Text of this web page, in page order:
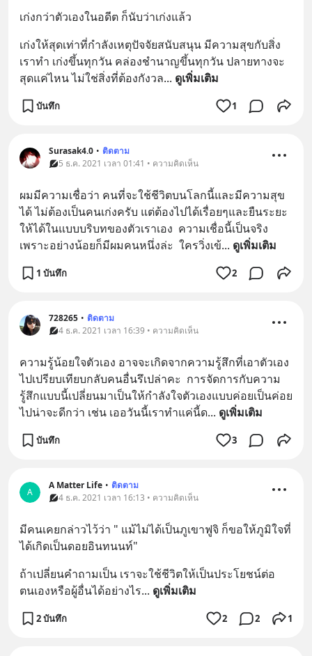
เก่งกว่าตัวเองในอดีต ก็นับว่าเก่งแล้ว
เก่งให้สุดเท่าที่กำลังเหตุปัจจัยสนับสนุน มีความสุขกับสิ่ง
เราทำ เก่งขึ้นทุกวัน คล่องชำนาญขึ้นทุกวัน ปลายทางจะ
สุดแค่ไหน ไม่ใช่สิ่งที่ต้องกังวล... ดูเพิ่มเติม
บันทึก 1
Surasak4.0 • ติดตาม
5 ธ.ค. 2021 เวลา 01:41 • ความคิดเห็น
ผมมีความเชื่อว่า คนที่จะใช้ชีวิตบนโลกนี้และมีความสุข
ได้ ไม่ต้องเป็นคนเก่งครับ แต่ต้องไปได้เรื่อยๆและยืนระยะ
ให้ได้ในแบบบริบทของตัวเราเอง  ความเชื่อนี้เป็นจริง
เพราะอย่างน้อยก็มีผมคนหนึ่งล่ะ  ใครวิ่งเข้... ดูเพิ่มเติม
1 บันทึก 2
728265 • ติดตาม
4 ธ.ค. 2021 เวลา 16:39 • ความคิดเห็น
ความรู้น้อยใจตัวเอง อาจจะเกิดจากความรู้สึกที่เอาตัวเอง
ไปเปรียบเทียบกลับคนอื่นรึเปล่าคะ  การจัดการกับความ
รู้สึกแบบนี้เปลี่ยนมาเป็นให้กำลังใจตัวเองแบบค่อยเป็นค่อย
ไปน่าจะดีกว่า เช่น เออวันนี้เราทำแค่นี้ด... ดูเพิ่มเติม
บันทึก 3
A
A Matter Life • ติดตาม
4 ธ.ค. 2021 เวลา 16:13 • ความคิดเห็น
มีคนเคยกล่าวไว้ว่า " แม้ไม่ได้เป็นภูเขาฟูจิ ก็ขอให้ภูมิใจที่
ได้เกิดเป็นดอยอินทนนท์"
ถ้าเปลี่ยนคำถามเป็น เราจะใช้ชีวิตให้เป็นประโยชน์ต่อ
ตนเองหรือผู้อื่นได้อย่างไร... ดูเพิ่มเติม
2 บันทึก 2 2 1